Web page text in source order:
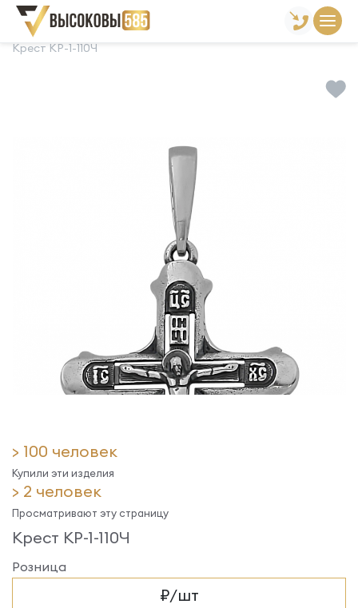
Главная Склад готовой продукции
Крест КР-1-110Ч
> 100 человек
Купили эти изделия
> 2 человек
Просматривают эту страницу
Крест КР-1-110Ч
Розница
₽/шт